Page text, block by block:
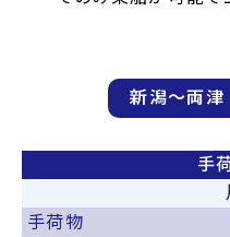
新潟〜両津
手
手荷物